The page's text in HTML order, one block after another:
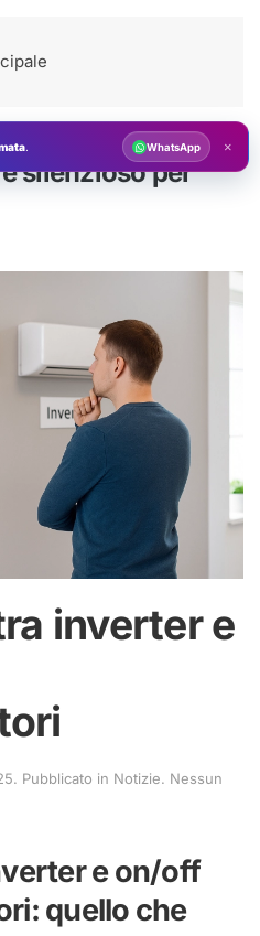
silenzioso per
inverter e
. Pubblicato in Notizie. Nessun
e on/off
quello che
. WhatsApp ×